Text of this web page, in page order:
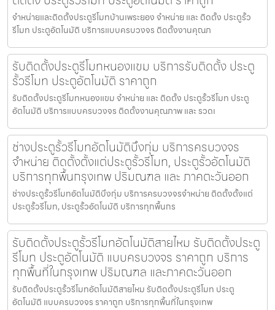
จำหน่ายและติดตั้งประตูรีโมทบ้านเพระยอง จำหน่าย และ ติดตั้ง ประตูรั้ว
รีโมท ประตูอัตโนมัติ บริการแบบครบวงจร ติดตั้งงานคุณภ
รับติดตั้งประตูรีโมทหนองแขม บริการรับติดตั้ง ประตู
รั้วรีโมท ประตูอัตโนมัติ ราคาถูก
รับติดตั้งประตูรีโมทหนองแขม จำหน่าย และ ติดตั้ง ประตูรั้วรีโมท ประตู
อัตโนมัติ บริการแบบครบวงจร ติดตั้งงานคุณภาพ และ รวดเ
ช่างประตูรั้วรีโมทอัตโนมัติบึงกุ่ม บริการครบวงจร
จำหน่าย ติดตั้งตั้งแต่ประตูรั้วรีโมท, ประตูรั้วอัตโนมัติ
บริการทุกพื้นกรุงเทพ ปริมณฑล และ ภาคตะวันออก
ช่างประตูรั้วรีโมทอัตโนมัติบึงกุ่ม บริการครบวงจรจำหน่าย ติดตั้งตั้งแต่
ประตูรั้วรีโมท, ประตูรั้วอัตโนมัติ บริการทุกพื้นกร
รับติดตั้งประตูรั้วรีโมทอัตโนมัติสายไหม รับติดตั้งประตู
รีโมท ประตูอัตโนมัติ แบบครบวงจร ราคาถูก บริการ
ทุกพื้นที่ในกรุงเทพ ปริมณฑล และภาคตะวันออก
รับติดตั้งประตูรั้วรีโมทอัตโนมัติสายไหม รับติดตั้งประตูรีโมท ประตู
อัตโนมัติ แบบครบวงจร ราคาถูก บริการทุกพื้นที่ในกรุงเทพ